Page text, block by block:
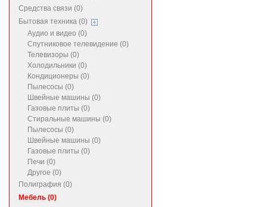
Средства связи (0)
Бытовая техника (0)
Аудио и видео (0)
Спутниковое телевидение (0)
Телевизоры (0)
Холодильники (0)
Кондиционеры (0)
Пылесосы (0)
Швейные машины (0)
Газовые плиты (0)
Стиральные машины (0)
Пылесосы (0)
Швейные машины (0)
Газовые плиты (0)
Печи (0)
Другое (0)
Полиграфия (0)
Мебель (0)